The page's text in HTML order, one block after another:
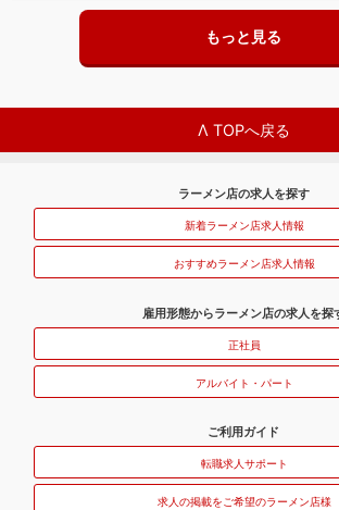
もっと見る
Λ TOPへ戻る
ラーメン店の求人を探す
新着ラーメン店求人情報
おすすめラーメン店求人情報
雇用形態からラーメン店の求人を探
正社員
アルバイト・パート
ご利用ガイド
転職求人サポート
求人の掲載をご希望のラーメン店様